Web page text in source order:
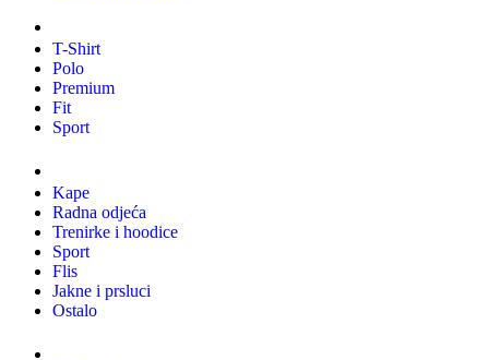
T-Shirt
Polo
Premium
Fit
Sport
Kape
Radna odjeća
Trenirke i hoodice
Sport
Flis
Jakne i prsluci
Ostalo